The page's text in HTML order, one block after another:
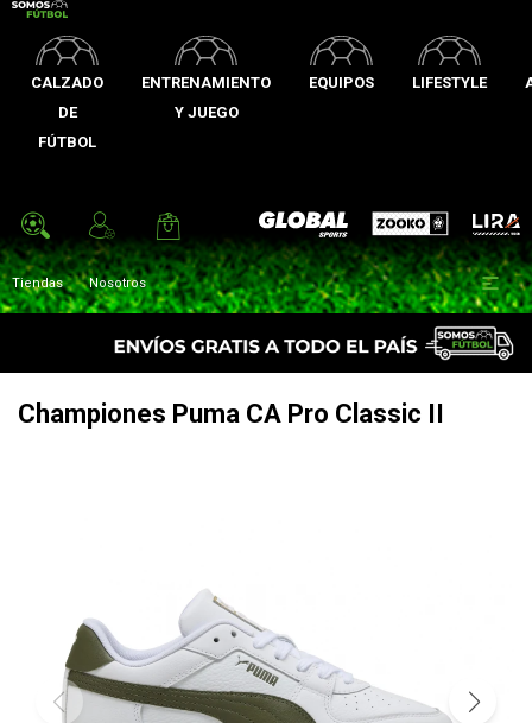
CALZADO
DE
FÚTBOL
ENTRENAMIENTO
Y JUEGO
EQUIPOS LIFESTYLE
Global Sports Zooko Lira
Tiendas Nosotros 
Championes Puma CA Pro Classic II